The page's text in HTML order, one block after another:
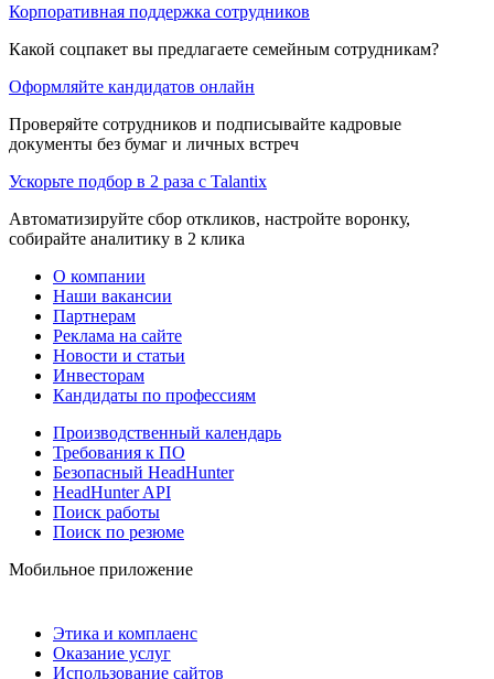
Корпоративная поддержка сотрудников
Какой соцпакет вы предлагаете семейным сотрудникам?
Оформляйте кандидатов онлайн
Проверяйте сотрудников и подписывайте кадровые
документы без бумаг и личных встреч
Ускорьте подбор в 2 раза с Talantix
Автоматизируйте сбор откликов, настройте воронку,
собирайте аналитику в 2 клика
О компании
Наши вакансии
Партнерам
Реклама на сайте
Новости и статьи
Инвесторам
Кандидаты по профессиям
Производственный календарь
Требования к ПО
Безопасный HeadHunter
HeadHunter API
Поиск работы
Поиск по резюме
Мобильное приложение
Этика и комплаенс
Оказание услуг
Использование сайтов